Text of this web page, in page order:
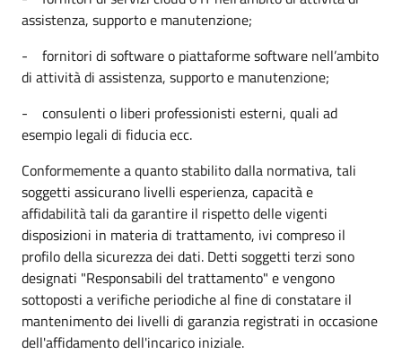
assistenza, supporto e manutenzione;
- fornitori di software o piattaforme software nell’ambito
di attività di assistenza, supporto e manutenzione;
- consulenti o liberi professionisti esterni, quali ad
esempio legali di fiducia ecc.
Conformemente a quanto stabilito dalla normativa, tali
soggetti assicurano livelli esperienza, capacità e
affidabilità tali da garantire il rispetto delle vigenti
disposizioni in materia di trattamento, ivi compreso il
profilo della sicurezza dei dati. Detti soggetti terzi sono
designati "Responsabili del trattamento" e vengono
sottoposti a verifiche periodiche al fine di constatare il
mantenimento dei livelli di garanzia registrati in occasione
dell'affidamento dell'incarico iniziale.